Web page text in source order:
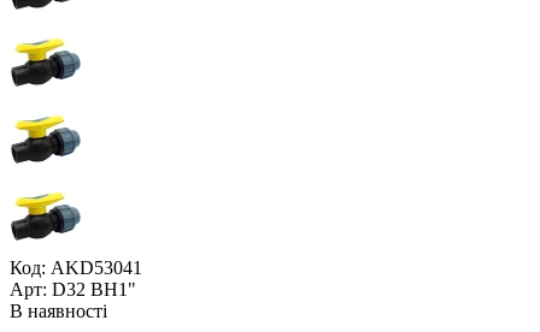
Код: AKD53041
Арт: D32 ВН1"
В наявності